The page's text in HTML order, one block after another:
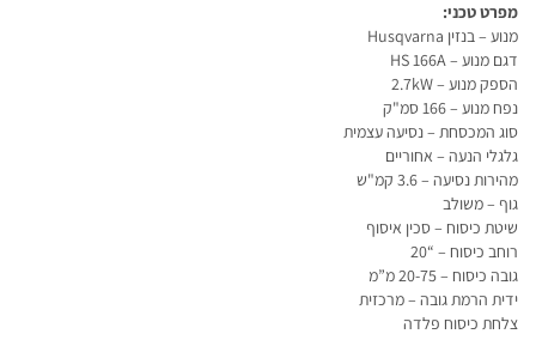
מפרט טכני:
מנוע – בנזין Husqvarna
דגם מנוע – HS 166A
הספק מנוע – 2.7kW
נפח מנוע – 166 סמ"ק
סוג המכסחת – נסיעה עצמית
גלגלי הנעה – אחוריים
מהירות נסיעה – 3.6 קמ"ש
גוף – משולב
שיטת כיסוח – סכין איסוף
רוחב כיסוח – “20
גובה כיסוח – 20-75 מ”מ
ידית הרמת גובה – מרכזית
צלחת כיסוח פלדה